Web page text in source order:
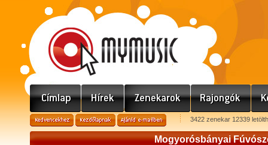
3422 zenekar 12339
Mogyorósbányai